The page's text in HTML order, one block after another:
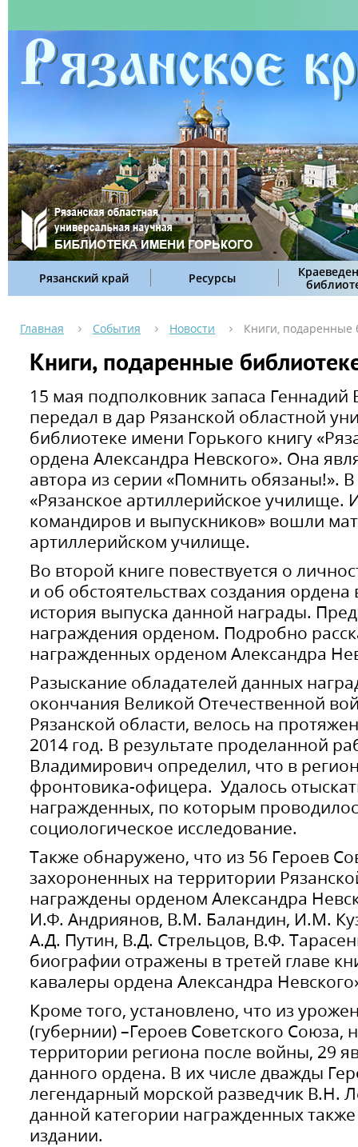
Рязанский край Ресурсы
Главная События Новости Книги, подаренные
Книги, подаренные
15 мая подполковник запаса
передал в дар Рязанской областной
библиотеке имени Горького книгу
ордена Александра Невского». Она
автора из серии «Помнить обязаны!».
«Рязанское артиллерийское училище.
командиров и выпускников» вошли
артиллерийском училище.
Во второй книге повествуется о
и об обстоятельствах создания
история выпуска данной награды.
награждения орденом. Подробно
награжденных орденом Александра
Разыскание обладателей данных
окончания Великой Отечественной
Рязанской области, велось на
2014 год. В результате проделанной
Владимирович определил, что в
фронтовика-офицера. Удалось
награжденных, по которым
социологическое исследование.
Также обнаружено, что из 56 Героев
захороненных на территории
награждены орденом Александра
И.Ф. Андриянов, В.М. Баландин, И.М.
А.Д. Путин, В.Д. Стрельцов, В.Ф.
биографии отражены в третей главе
кавалеры ордена Александра
Кроме того, установлено, что из
(губернии) –Героев Советского
территории региона после войны, 29
данного ордена. В их числе дважды
легендарный морской разведчик В.Н.
данной категории награжденных
издании.